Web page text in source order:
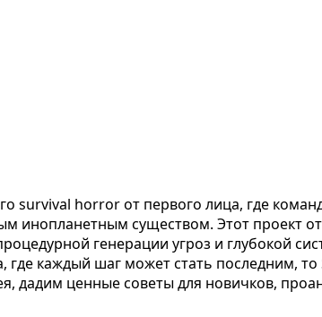
survival horror от первого лица, где
инопланетным существом. Этот проект
генерации угроз и глубокой
каждый шаг может стать последним,
ценные советы для новичков,